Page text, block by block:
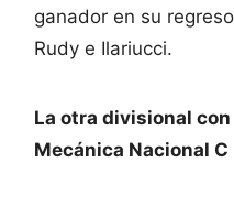
ganador en su
Rudy e Ilariucci.
La otra divisional
Mecánica Nacional C